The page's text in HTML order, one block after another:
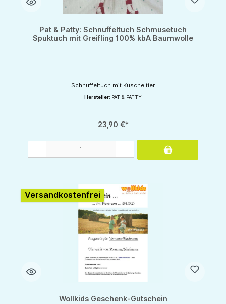
Pat & Patty: Schnuffeltuch Schmusetuch
Spuktuch mit Greifling 100% kbA Baumwolle
Schnuffeltuch mit Kuscheltier
Hersteller: PAT & PATTY
23,90 €*
Versandkostenfrei
Wollkids Geschenk-Gutschein